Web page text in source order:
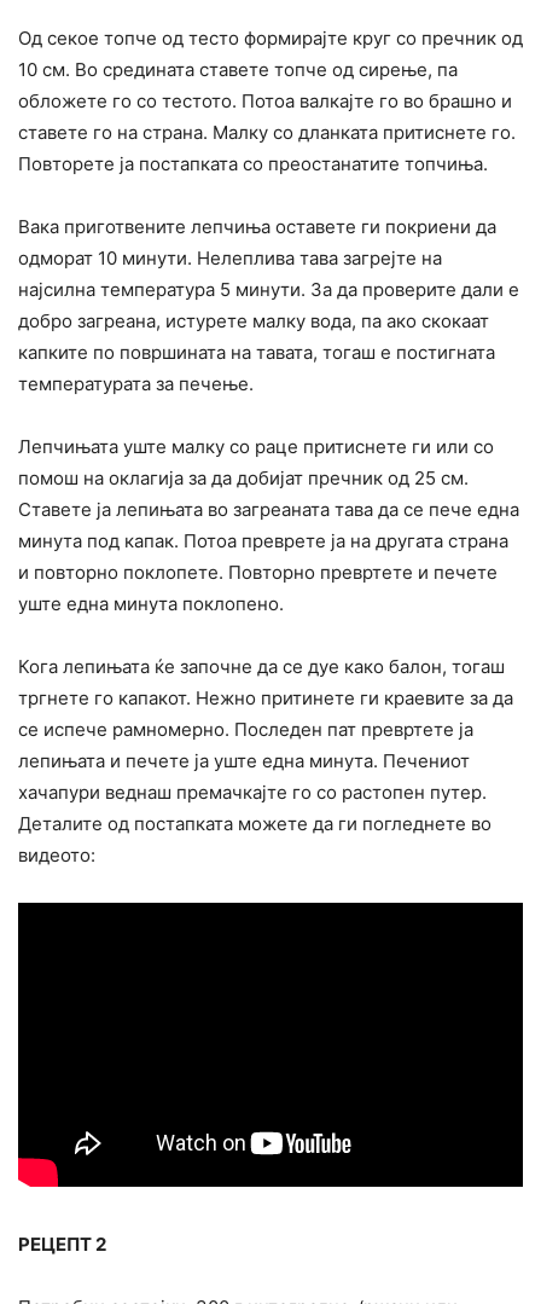
Од секое топче од тесто формирајте круг со пречник од
10 см. Во средината ставете топче од сирење, па
обложете го со тестото. Потоа валкајте го во брашно и
ставете го на страна. Малку со дланката притиснете го.
Повторете ја постапката со преостанатите топчиња.
Вака приготвените лепчиња оставете ги покриени да
одморат 10 минути. Нелеплива тава загрејте на
најсилна температура 5 минути. За да проверите дали е
добро загреана, истурете малку вода, па ако скокаат
капките по површината на тавата, тогаш е постигната
температурата за печење.
Лепчињата уште малку со раце притиснете ги или со
помош на оклагија за да добијат пречник од 25 см.
Ставете ја лепињата во загреаната тава да се пече една
минута под капак. Потоа преврете ја на другата страна
и повторно поклопете. Повторно превртете и печете
уште една минута поклопено.
Кога лепињата ќе започне да се дуе како балон, тогаш
тргнете го капакот. Нежно притинете ги краевите за да
се испече рамномерно. Последен пат превртете ја
лепињата и печете ја уште една минута. Печениот
хачапури веднаш премачкајте го со растопен путер.
Деталите од постапката можете да ги погледнете во
видеото:
РЕЦЕПТ 2